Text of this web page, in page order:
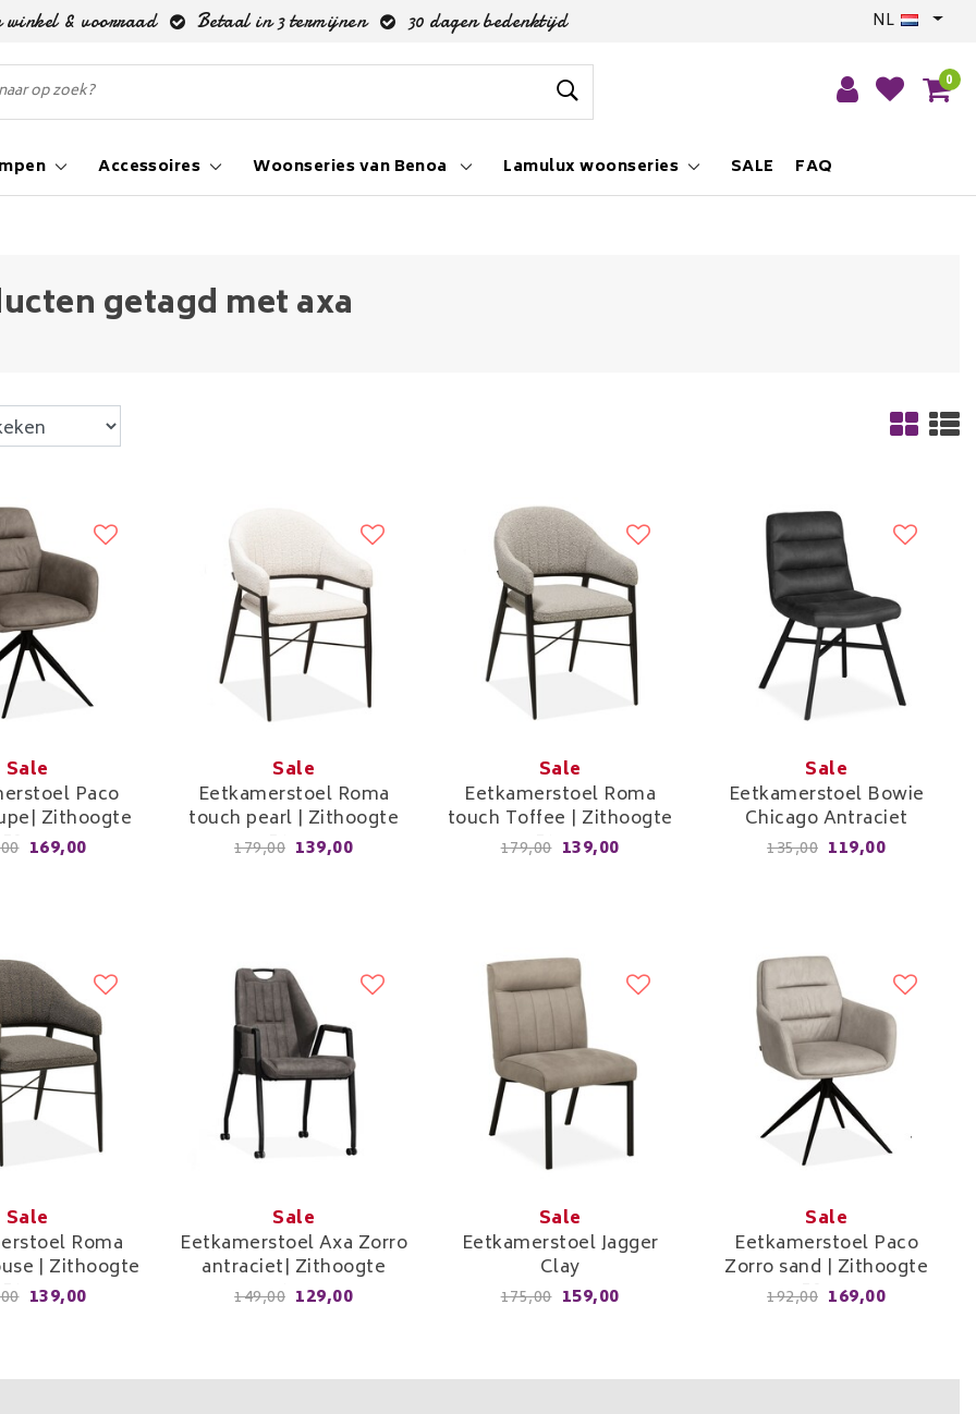
winkel & voorraad Betaal in 3 termijnen 30 dagen bedenktijd NL
0
Accessoires Woonseries van Benoa Lamulux woonseries SALE FAQ
getagd met axa
Sale
Paco
Zithoogte
51cm169,00
Sale
Eetkamerstoel Roma
touch pearl | Zithoogte
50cm
179,00 139,00
Sale
Eetkamerstoel Roma
touch Toffee | Zithoogte
50cm
179,00 139,00
Sale
Eetkamerstoel Bowie
Chicago Antraciet
135,00 119,00
Sale
Roma
| Zithoogte
50cm139,00
Sale
Eetkamerstoel Axa Zorro
antraciet| Zithoogte
49cm
149,00 129,00
Sale
Eetkamerstoel Jagger
Clay
175,00 159,00
Sale
Eetkamerstoel Paco
Zorro sand | Zithoogte
51cm
192,00 169,00